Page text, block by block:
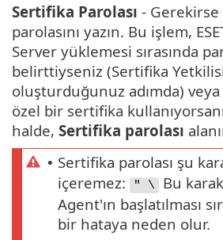
Sertifika Parolası -
parolasını yazın. Bu işlem,
Server yüklemesi sırasında
belirttiyseniz (Sertifika
oluşturduğunuz adımda) veya
özel bir sertifika
halde, Sertifika parolası
• Sertifika parolası şu
içeremez:
" \
Bu
Agent'ın başlatılması
bir hataya neden olur.